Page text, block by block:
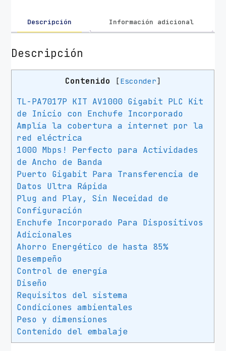
o
w
r
Descripción Información adicional
Descripción
Contenido [Esconder]
TL-PA7017P KIT AV1000 Gigabit PLC Kit
de Inicio con Enchufe Incorporado
Amplía la cobertura a internet por la
red eléctrica
1000 Mbps! Perfecto para Actividades
de Ancho de Banda
Puerto Gigabit Para Transferencia de
Datos Ultra Rápida
Plug and Play, Sin Neceidad de
Configuración
Enchufe Incorporado Para Dispositivos
Adicionales
Ahorro Energético de hasta 85%
Desempeño
Control de energía
Diseño
Requisitos del sistema
Condiciones ambientales
Peso y dimensiones
Contenido del embalaje